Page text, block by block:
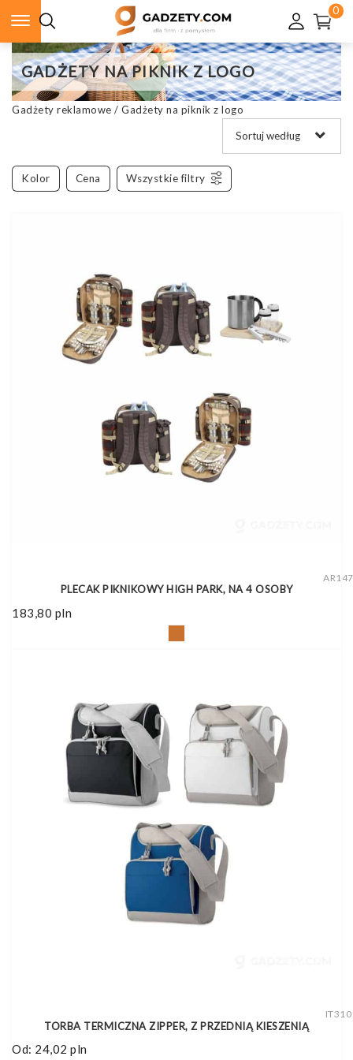
0
GADŻETY NA PIKNIK Z LOGO
Gadżety reklamowe / Gadżety na piknik z logo
Kolor Cena Wszystkie filtry
PLECAK PIKNIKOWY HIGH PARK, NA 4 OSOBY
183,80 pln
TORBA TERMICZNA ZIPPER, Z PRZEDNIĄ KIESZENIĄ
Od: 24,02 pln